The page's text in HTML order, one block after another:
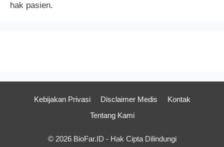
hak pasien.
Kebijakan Privasi Disclaimer Medis
Kontak
Tentang Kami
© 2026 BioFar.ID - Hak Cipta Dilindungi